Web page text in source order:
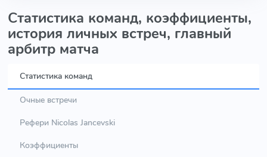
Статистика команд, коэффициенты,
история личных встреч, главный
арбитр матча
Статистика команд
Очные встречи
Рефери Nicolas Jancevski
Коэффициенты